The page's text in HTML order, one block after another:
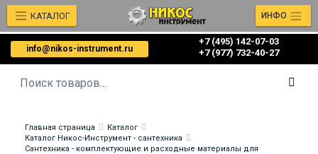
info@nikos-instrument.ru
+7 (495) 142-07-03
‎‎+7 (977) 732-40-27
КАТАЛОГ ИНФО
Главная страница
Каталог
Каталог Никос-Инструмент - сантехника
Сантехника - комплектующие и расходные материалы для